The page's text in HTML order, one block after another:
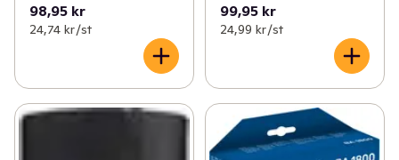
98,95 kr
24,74 kr /st
99,95 kr
24,99 kr /st